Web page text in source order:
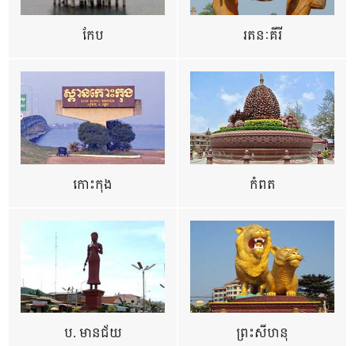
កែប រតនៈគីរី
កោះកុង កំពត
ប. មានជ័យ ព្រះសីហនុ